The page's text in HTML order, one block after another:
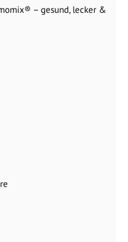
– gesund, lecker &